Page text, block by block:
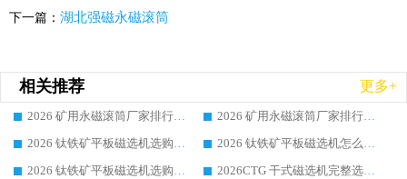
下一篇： 湖北强磁永磁滚筒
相关推荐 更多+
2026 矿用永磁滚筒厂家排行榜选购干货指南 行业口碑标杆华体会手机网页版-华体会(中国) 实力出众
2026 矿用永磁滚筒厂家排行榜选购指南，行业口碑领域强者华体会手机网页版-华体会(中国)
2026 钛铁矿平板磁选机选购全攻略 市场公认优质品牌厂家实力排行榜
2026 钛铁矿平板磁选机怎么选 靠谱生产企业实力排行榜选购参考攻略
2026 钛铁矿平板磁选机选购指南 行业口碑优选品牌生产企业实力排行榜
2026CTG 干式磁选机完整选购指南 行业口碑顶尖靠谱生产龙头厂家实力推荐